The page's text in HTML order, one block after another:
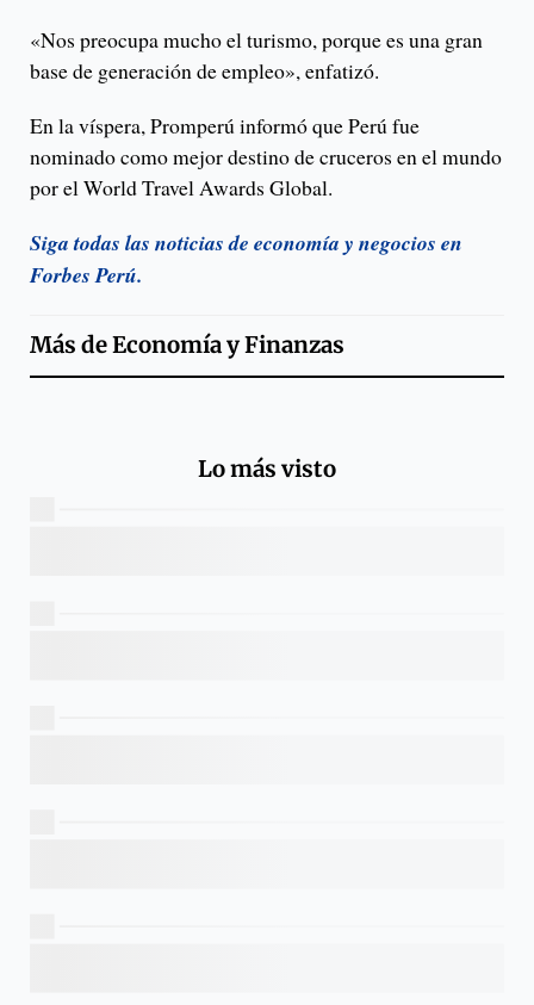
«Nos preocupa mucho el turismo, porque es una gran
base de generación de empleo», enfatizó.
En la víspera, Promperú informó que Perú fue
nominado como mejor destino de cruceros en el mundo
por el World Travel Awards Global.
Siga todas las noticias de economía y negocios en
Forbes Perú.
Más deEconomía y Finanzas
Lo más visto